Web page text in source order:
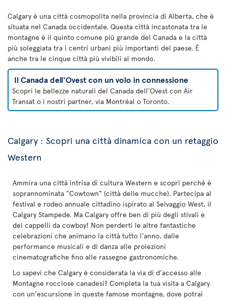
Calgary è una città cosmopolita nella provincia di Alberta, che è
situata nel Canada occidentale. Questa città incastonata tra le
montagne è il quinto comune più grande del Canada e la città
più soleggiata tra i centri urbani più importanti del paese. È
anche tra le cinque città più vivibili al mondo.
Il Canada dell'Ovest con un volo in connessione
Scopri le bellezze naturali del Canada dell'Ovest con Air
Transat o i nostri partner, via Montréal o Toronto.
Calgary : Scopri una città dinamica con un retaggio
Western
Ammira una città intrisa di cultura Western e scopri perché è
soprannominata "Cowtown" (città delle mucche). Partecipa al
festival e rodeo annuale cittadino ispirato al Selvaggio West, il
Calgary Stampede. Ma Calgary offre ben di più degli stivali e
dei cappelli da cowboy! Non perderti le altre fantastiche
celebrazioni che animano la città tutto l'anno, dalle
performance musicali e di danza alle proiezioni
cinematografiche fino alle rassegne gastronomiche.
Lo sapevi che Calgary è considerata la via di d'accesso alle
Montagne rocciose canadesi? Completa la tua visita a Calgary
con un'escursione in queste famose montagne, dove potrai